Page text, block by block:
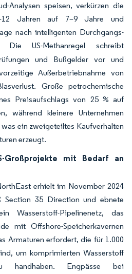
Analysen speisen, verkürzen die
Jahren auf 7–9 Jahre und
nach intelligenten Durchgangs-
Die US-Methanregel schreibt
und Bußgelder vor und
Außerbetriebnahme von
Große petrochemische
Preisaufschlags von 25 % auf
während kleinere Unternehmen
ein zweigeteiltes Kaufverhalten
erzeugt.
Großprojekte mit Bedarf an
erhielt im November 2024
Section 35 Direction und ebnete
Pipelinenetz, das
mit Offshore-Speicherkavernen
Armaturen erfordert, die für 1.000
um komprimierten Wasserstoff
handhaben. Engpässe bei